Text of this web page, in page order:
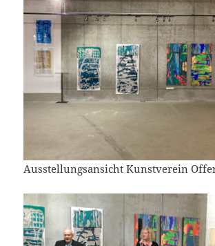
Ausstellungsansicht Kunstverein